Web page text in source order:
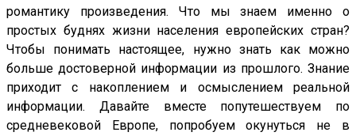
романтику произведения. Что мы знаем именно о
простых буднях жизни населения европейских стран?
Чтобы понимать настоящее, нужно знать как можно
больше достоверной информации из прошлого. Знание
приходит с накоплением и осмыслением реальной
информации. Давайте вместе попутешествуем по
средневековой Европе, попробуем окунуться не в